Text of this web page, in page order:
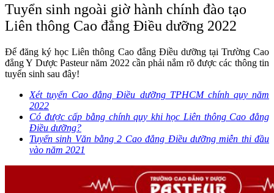
Tuyển sinh ngoài giờ hành chính đào tạo
Liên thông Cao đẳng Điều dưỡng 2022
Để đăng ký học Liên thông Cao đẳng Điều dưỡng tại Trường Cao
đẳng Y Dược Pasteur năm 2022 cần phải nắm rõ được các thông tin
tuyển sinh sau đây!
Xét tuyển Cao đẳng Điều dưỡng TPHCM chính quy năm
2022
Có được cấp bằng chính quy khi học Liên thông Cao đẳng
Điều dưỡng?
Tuyển sinh Văn bằng 2 Cao đẳng Điều dưỡng miễn thi đầu
vào năm 2021